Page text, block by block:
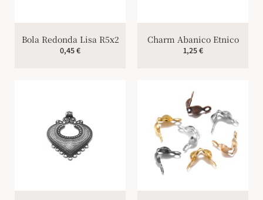
Bola Redonda Lisa R5x2
0,45€
Charm Abanico Etnico
1,25€